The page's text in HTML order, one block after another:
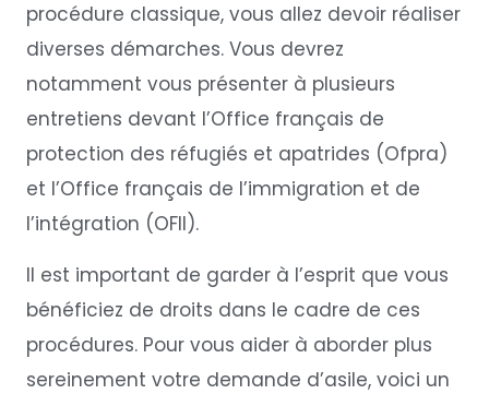
procédure classique, vous allez devoir réaliser
diverses démarches. Vous devrez
notamment vous présenter à plusieurs
entretiens devant l’Office français de
protection des réfugiés et apatrides (Ofpra)
et l’Office français de l’immigration et de
l’intégration (OFII).
Il est important de garder à l’esprit que vous
bénéficiez de droits dans le cadre de ces
procédures. Pour vous aider à aborder plus
sereinement votre demande d’asile, voici un